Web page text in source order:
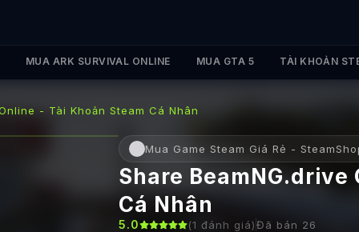
MUA ARK SURVIVAL ONLINE MUA GTA 5 TÀI KHOẢN
- Tài Khoản Steam Cá Nhân
Mua Game Steam Giá Rẻ -
Share
Cá Nhân
5.0 (1 đánh giá)Đã bán 26